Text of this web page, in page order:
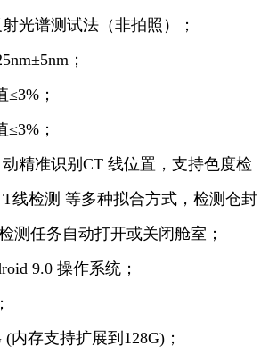
光谱测试法（非拍照）；
；
；
；
精准识别CT 线位置，支持色度检
线检测 等多种拟合方式，检测仓封
测任务自动打开或关闭舱室；
9.0 操作系统；
内存支持扩展到128G)；